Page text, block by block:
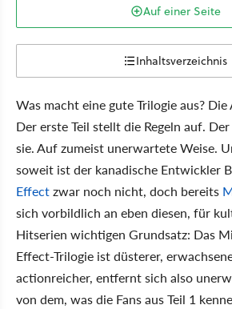
Auf einer Seite
Inhaltsverzeichnis
Was macht eine gute Trilogie aus?
Der erste Teil stellt die Regeln auf.
sie. Auf zumeist unerwartete Weise.
soweit ist der kanadische Entwickler
Effectzwar noch nicht, doch bereits
sich vorbildlich an eben diesen, für
Hitserien wichtigen Grundsatz: Das
Effect-Trilogie ist düsterer,
actionreicher, entfernt sich also
von dem, was die Fans aus Teil 1